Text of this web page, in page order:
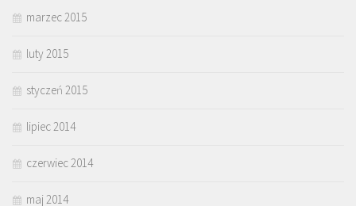
marzec 2015
luty 2015
styczeń 2015
lipiec 2014
czerwiec 2014
maj 2014